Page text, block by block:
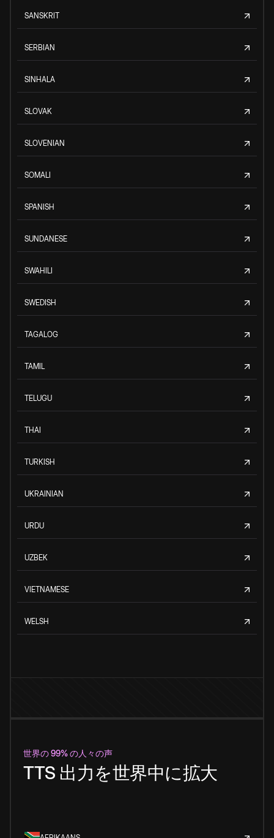
SANSKRIT
SERBIAN
SINHALA
SLOVAK
SLOVENIAN
SOMALI
SPANISH
SUNDANESE
SWAHILI
SWEDISH
TAGALOG
TAMIL
TELUGU
THAI
TURKISH
UKRAINIAN
URDU
UZBEK
VIETNAMESE
WELSH
世界の 99% の人々の声
TTS 出力を世界中に拡大